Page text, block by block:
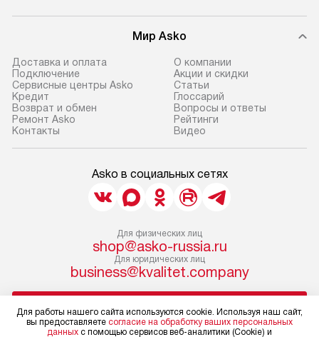
Мир Asko
Доставка и оплата
Подключение
Сервисные центры Asko
Кредит
Возврат и обмен
Ремонт Asko
Контакты
О компании
Акции и скидки
Статьи
Глоссарий
Вопросы и ответы
Рейтинги
Видео
Asko в социальных сетях
Для физических лиц
shop@asko-russia.ru
Для юридических лиц
business@kvalitet.company
Для работы нашего сайта используются cookie. Используя наш сайт,
вы предоставляете согласие на обработку ваших персональных
данных с помощью сервисов веб-аналитики (Cookie) и